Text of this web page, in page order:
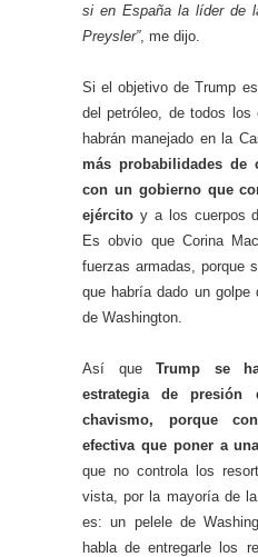
si en España la líder de
Preysler”, me dijo.
Si el objetivo de Trump
del petróleo, de todos los
habrán manejado en la
más probabilidades de
con un gobierno que
ejército y a los cuerpos
Es obvio que Corina
fuerzas armadas, porque
que habría dado un
de Washington.
Así queTrump se
estrategia de presión
chavismo, porque
efectiva que poner a
que no controla los
vista, por la mayoría de
es: un pelele de
habla de entregarle los